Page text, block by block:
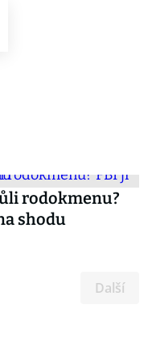
rodokmenu?
shodu
Další